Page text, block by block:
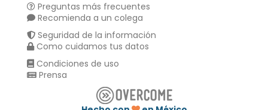
Preguntas más frecuentes
Recomienda a un colega
Seguridad de la información
Como cuidamos tus datos
Condiciones de uso
Prensa